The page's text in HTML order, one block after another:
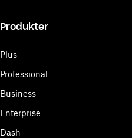
Produkter
Plus
Professional
Business
Enterprise
Dash